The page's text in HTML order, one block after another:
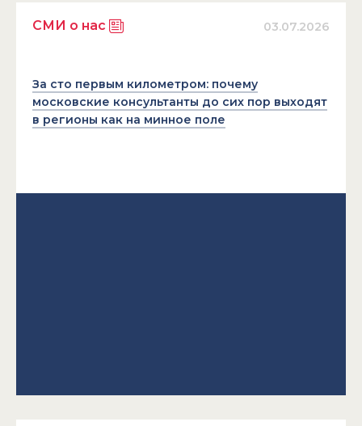
СМИ о нас 03.07.2026
За сто первым километром: почему
московские консультанты до сих пор выходят
в регионы как на минное поле